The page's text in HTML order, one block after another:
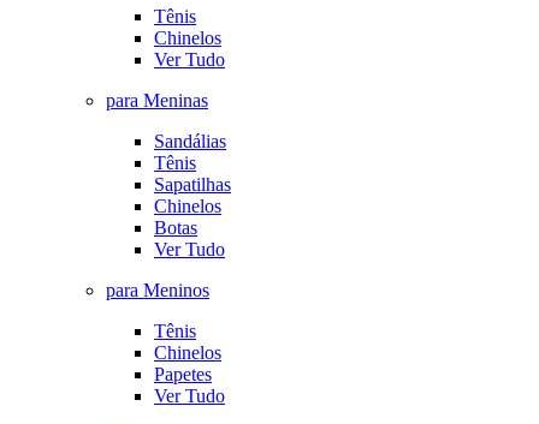
Tênis
Chinelos
Ver Tudo
para Meninas
Sandálias
Tênis
Sapatilhas
Chinelos
Botas
Ver Tudo
para Meninos
Tênis
Chinelos
Papetes
Ver Tudo